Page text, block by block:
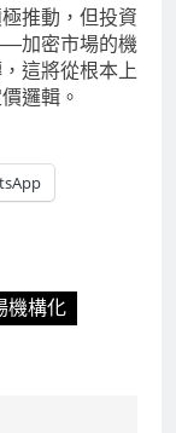
推動，但投資
加密市場的機
這將從根本上
邏輯。
機構化